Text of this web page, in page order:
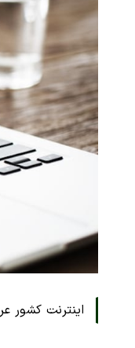
اینترنت کشور